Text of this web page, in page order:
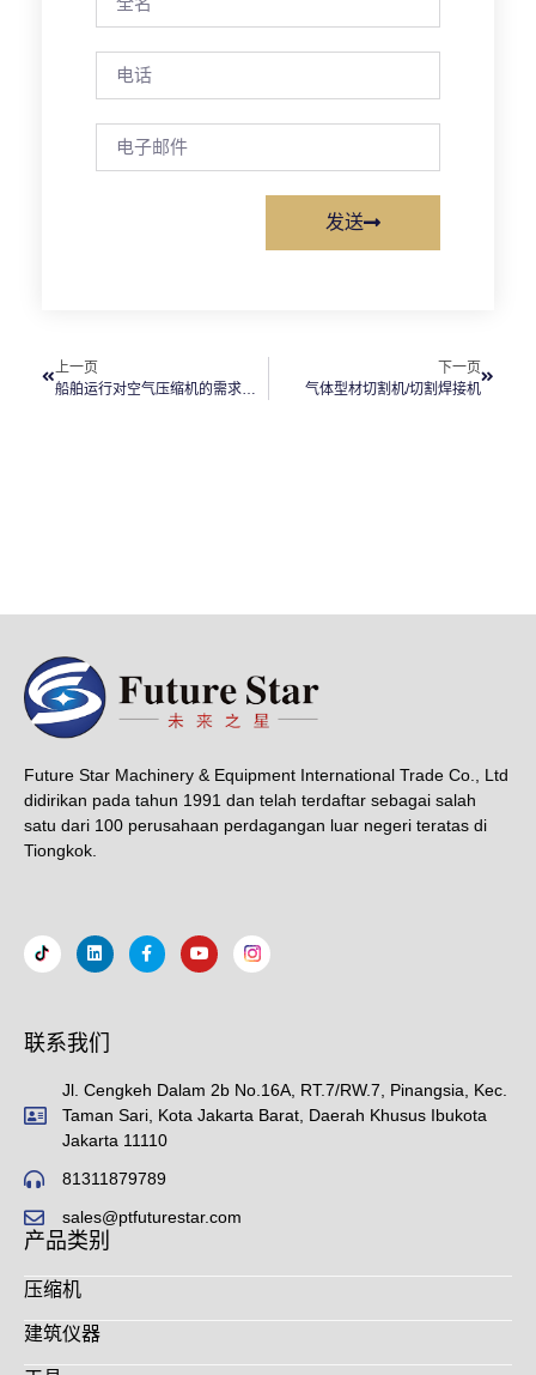
发送
上一页
下一页
气体型材切割机/切割焊接机
Future Star Machinery & Equipment International Trade Co., Ltd
didirikan pada tahun 1991 dan telah terdaftar sebagai salah
satu dari 100 perusahaan perdagangan luar negeri teratas di
Tiongkok.
联系我们
Jl. Cengkeh Dalam 2b No.16A, RT.7/RW.7, Pinangsia, Kec.
Taman Sari, Kota Jakarta Barat, Daerah Khusus Ibukota
Jakarta 11110
81311879789
sales@ptfuturestar.com
产品类别
压缩机
建筑仪器